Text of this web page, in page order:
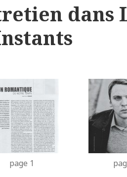
dans
page 1